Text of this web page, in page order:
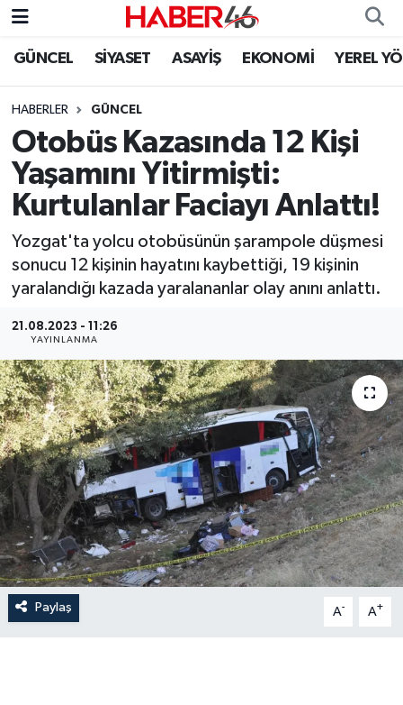
GÜNCEL SİYASET ASAYİŞ EKONOMİ YEREL
HABERLER GÜNCEL
Otobüs Kazasında 12 Kişi
Yaşamını Yitirmişti:
Kurtulanlar Faciayı Anlattı!
Yozgat'ta yolcu otobüsünün şarampole düşmesi
sonucu 12 kişinin hayatını kaybettiği, 19 kişinin
yaralandığı kazada yaralananlar olay anını anlattı.
21.08.2023 - 11:26
YAYINLANMA
Paylaş A- A+
GÜNCEL
SİYASET
SPOR
YAŞAM
TEKNOLOJİ
SAĞLIK
EĞİTİM
İLÇE HABERLERİ
KÜLTÜR-SANAT
KSÜ
DÜNYA
ROPORTAJ
Nöbetçi Eczaneler
Hava Durumu
Kahramanmaraş Namaz Vakitleri
Trafik Durumu
Süper Lig Puan Durumu ve Fikstür
Tüm Manşetler
Son Dakika Haberleri
Haber Arşivi